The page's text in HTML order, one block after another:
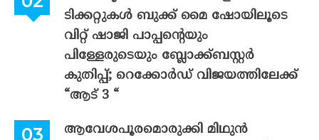
ടിക്കറ്റുകൾ ബുക്ക് മൈ ഷോയിലൂടെ
വിറ്റ് ഷാജി പാപ്പന്റെയും
പിള്ളേരുടെയും ബ്ലോക്ക്ബസ്റ്റർ
കുതിപ്പ്; റെക്കോർഡ് വിജയത്തിലേക്ക്
“ആട് 3 “
ആവേശപൂരമൊരുക്കി മിഥുൻ